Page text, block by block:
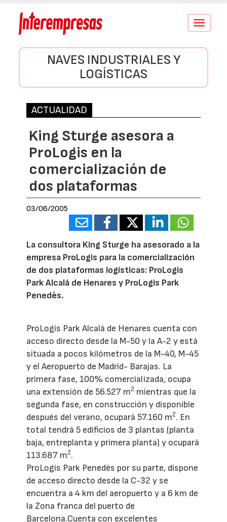
Conmutar
NAVES INDUSTRIALES Y
LOGÍSTICAS
ACTUALIDAD
King Sturge asesora a
ProLogis en la
comercialización de
dos plataformas
03/06/2005
La consultora King Sturge ha asesorado a la
empresa ProLogis para la comercialización
de dos plataformas logísticas: ProLogis
Park Alcalá de Henares y ProLogis Park
Penedès.
ProLogis Park Alcalá de Henares cuenta con
acceso directo desde la M-50 y la A-2 y está
situada a pocos kilómetros de la M-40, M-45
y el Aeropuerto de Madrid- Barajas. La
primera fase, 100% comercializada, ocupa
una extensión de 56.527 m2 mientras que la
segunda fase, en construcción y disponible
después del verano, ocupará 57.160 m2. En
total tendrá 5 edificios de 3 plantas (planta
baja, entreplanta y primera planta) y ocupará
113.687 m2.
ProLogis Park Penedès por su parte, dispone
de acceso directo desde la C-32 y se
encuentra a 4 km del aeropuerto y a 6 km de
la Zona franca del puerto de
Barcelona.Cuenta con excelentes